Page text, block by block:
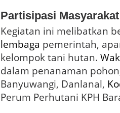
Partisipasi
Kegiatan ini melibatkan
lembaga pemerintah,
kelompok tani hutan.
dalam penanaman
Banyuwangi, Danlanal,
Perum Perhutani KPH